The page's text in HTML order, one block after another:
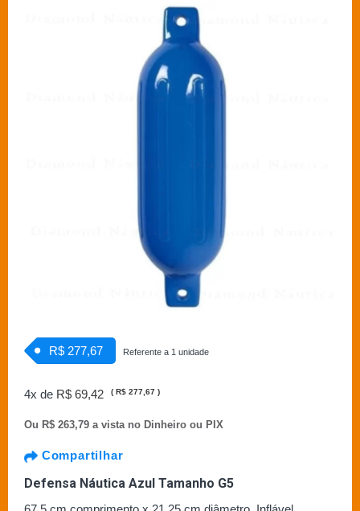
R$ 277,67 Referente a 1 unidade
4x de R$ 69,42 ( R$ 277,67 )
Ou R$ 263,79 a vista no Dinheiro ou PIX
Compartilhar
Defensa Náutica Azul Tamanho G5